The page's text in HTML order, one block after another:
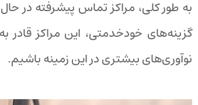
به طور کلی، مراکز تماس پیشرفته در
گزینه‌های خودخدمتی، این مراکز قادر
نوآوری‌های بیشتری در این زمینه باشیم.